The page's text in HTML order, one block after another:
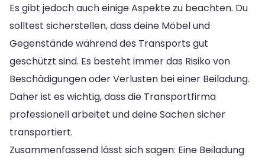
Es gibt jedoch auch einige Aspekte zu beachten. Du
solltest sicherstellen, dass deine Möbel und
Gegenstände während des Transports gut
geschützt sind. Es besteht immer das Risiko von
Beschädigungen oder Verlusten bei einer Beiladung.
Daher ist es wichtig, dass die Transportfirma
professionell arbeitet und deine Sachen sicher
transportiert.
Zusammenfassend lässt sich sagen: Eine Beiladung